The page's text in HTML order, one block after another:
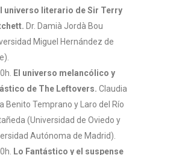
universo literario de Sir Terry
Dr. Damià Jordà Bou
Miguel Hernández de
El universo melancólico y
de The Leftovers. Claudia
Benito Temprano y Laro del Río
(Universidad de Oviedo y
Autónoma de Madrid).
Lo Fantástico y el suspense